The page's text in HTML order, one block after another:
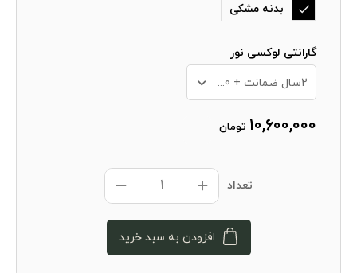
بدنه مشکی
گارانتی لوکسی نور
2سال ضمانت + 10 سال خدمات پس از فروش
10,600,000 تومان
تعداد
افزودن به سبد خرید